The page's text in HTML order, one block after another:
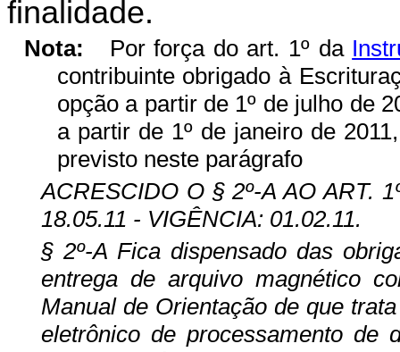
finalidade.
Nota: Por força do art. 1º da
contribuinte obrigado à
opção a partir de 1º de julho de
a partir de 1º de janeiro de
previsto neste parágrafo
ACRESCIDO O § 2º-A AO ART.
18.05.11 - VIGÊNCIA: 01.02.11.
§ 2º-A Fica dispensado das
entrega de arquivo magnético
Manual de Orientação de que
eletrônico de processamento de